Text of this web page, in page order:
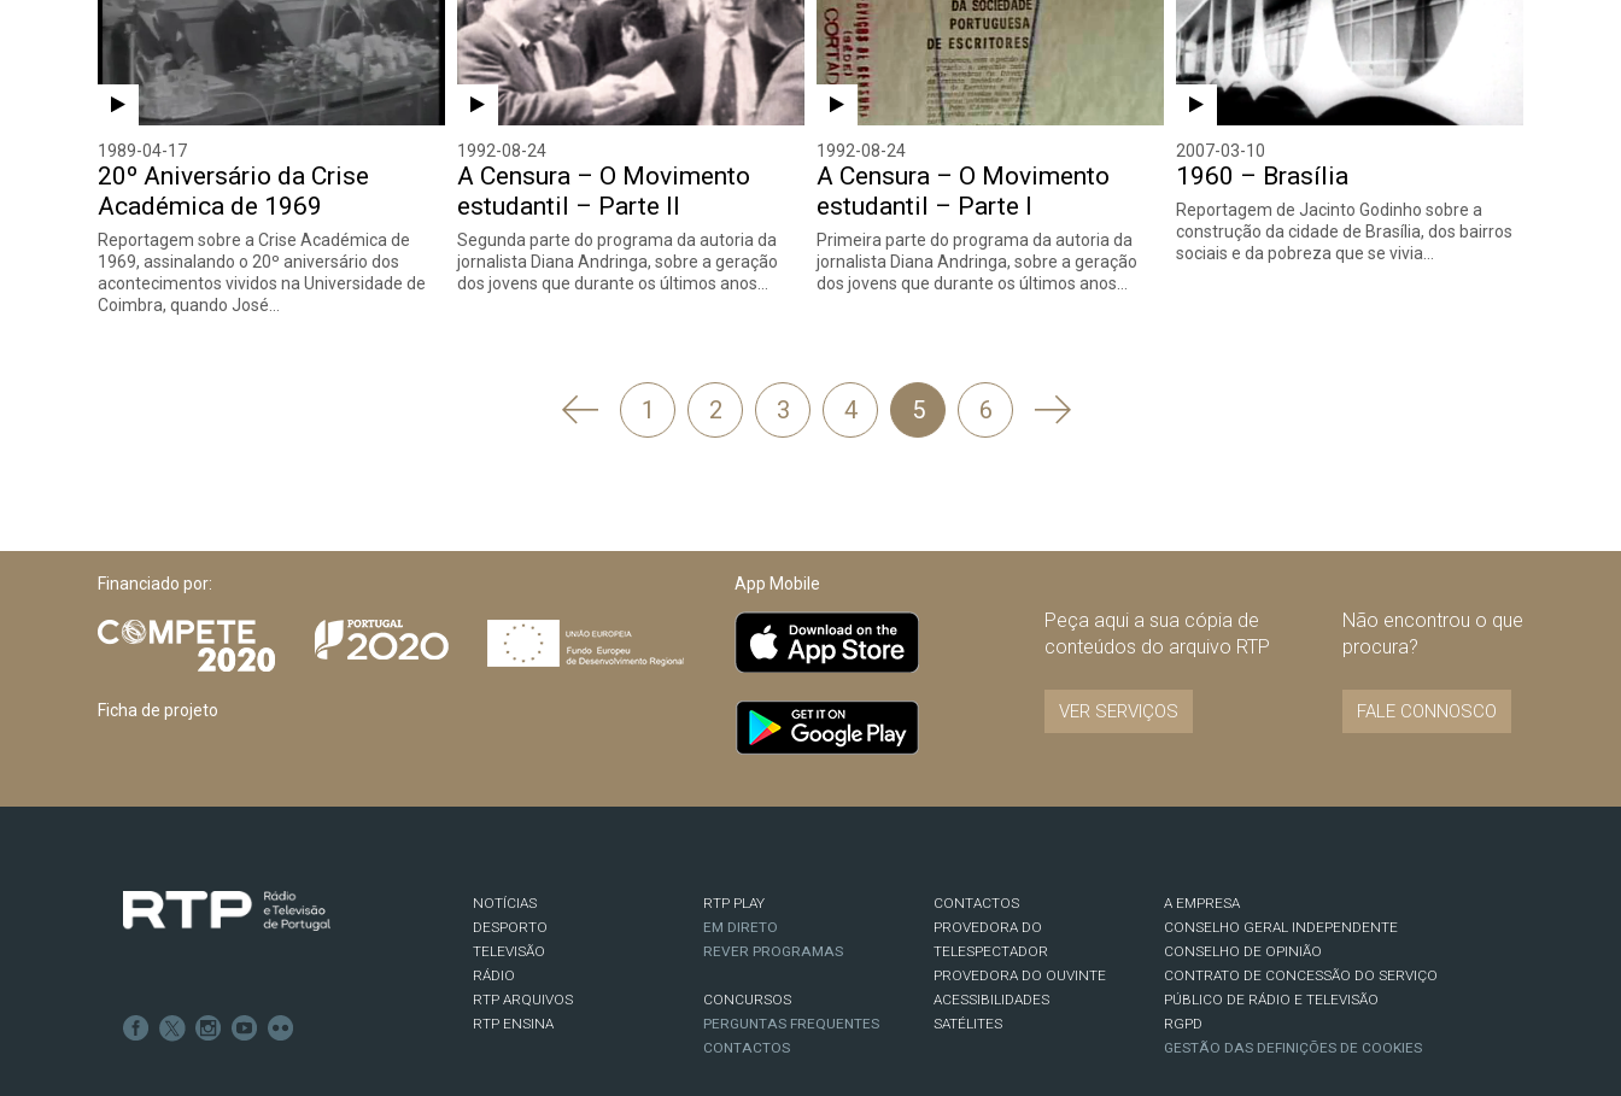
1989-04-17
20º Aniversário da Crise
Académica de 1969
Reportagem sobre a Crise Académica de
1969, assinalando o 20º aniversário dos
acontecimentos vividos na Universidade de
Coimbra, quando José…
1992-08-24
A Censura – O Movimento
estudantil – Parte II
Segunda parte do programa da autoria da
jornalista Diana Andringa, sobre a geração
dos jovens que durante os últimos anos…
1992-08-24
A Censura – O Movimento
estudantil – Parte I
Primeira parte do programa da autoria da
jornalista Diana Andringa, sobre a geração
dos jovens que durante os últimos anos…
2007-03-10
1960 – Brasília
Reportagem de Jacinto Godinho sobre a
construção da cidade de Brasília, dos bairros
sociais e da pobreza que se vivia…
'
1 2 3 4 5 6 Seguinte
Financiado por:
Ficha de projeto
App Mobile
Peça aqui a sua cópia de
conteúdos do arquivo RTP
VER SERVIÇOS
Não encontrou o que
procura?
FALE CONNOSCO
NOTÍCIAS
DESPORTO
TELEVISÃO
RÁDIO
RTP ARQUIVOS
RTP ENSINA
RTP PLAY
EM DIRETO
REVER PROGRAMAS
CONCURSOS
PERGUNTAS FREQUENTES
CONTACTOS
CONTACTOS
PROVEDORA DO
TELESPECTADOR
PROVEDORA DO OUVINTE
ACESSIBILIDADES
SATÉLITES
A EMPRESA
CONSELHO GERAL INDEPENDENTE
CONSELHO DE OPINIÃO
CONTRATO DE CONCESSÃO DO SERVIÇO
PÚBLICO DE RÁDIO E TELEVISÃO
RGPD
GESTÃO DAS DEFINIÇÕES DE COOKIES